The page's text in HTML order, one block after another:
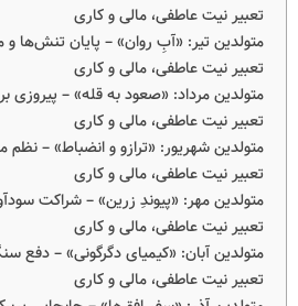
تعبیر نیت عاطفی، مالی و کاری
متولدین تیر: «آبِ روان» – پایان تنش‌ها
تعبیر نیت عاطفی، مالی و کاری
متولدین مرداد: «صعود به قله» – پیروزی
تعبیر نیت عاطفی، مالی و کاری
متولدین شهریور: «ترازو و انضباط» – نظم
تعبیر نیت عاطفی، مالی و کاری
متولدین مهر: «پیوندِ زرین» – شراکت
تعبیر نیت عاطفی، مالی و کاری
متولدین آبان: «کیمیای دگرگونی» – دفع
تعبیر نیت عاطفی، مالی و کاری